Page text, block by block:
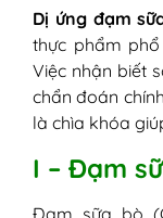
IV -
1.
2.
3.
4.
Dị ứng đạm
thực phẩm
Việc nhận biết
chẩn đoán
là chìa khóa
I – Đạm
Đạm sữa bò